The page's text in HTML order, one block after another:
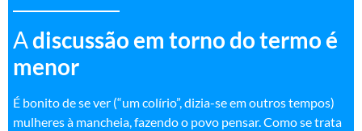
Adiscussão em torno do termo é
menor
É bonito de se ver (“um colírio”, dizia-se em outros tempos)
mulheres à mancheia, fazendo o povo pensar. Como se trata